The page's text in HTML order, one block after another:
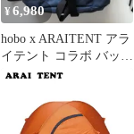
¥6,980
hobo x ARAITENT アラ
イテント コラボ バック
パック